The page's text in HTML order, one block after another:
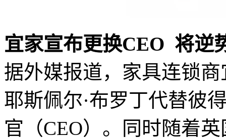
宜家宣布更换CEO 将逆
据外媒报道，家具连锁
耶斯佩尔·布罗丁代替彼
官（CEO）。同时随着